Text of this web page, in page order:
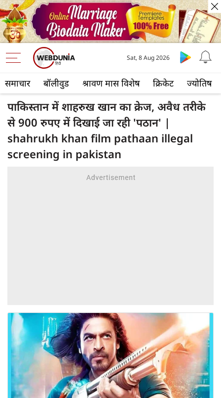
समाचार बॉलीवुड श्रावण मास विशेष क्रिकेट ज्योतिष
Sat, 8 Aug 2026
पाकिस्तान में शाहरुख खान का क्रेज, अवैध तरीके
से 900 रुपए में दिखाई जा रही 'पठान' |
shahrukh khan film pathaan illegal
screening in pakistan